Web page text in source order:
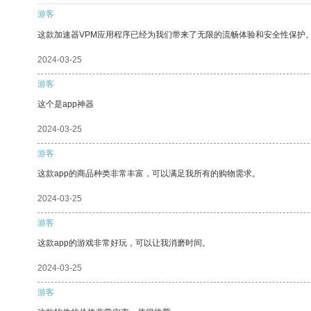
游客
这款加速器VPM应用程序已经为我们带来了无限的流畅体验和安全性保护
2024-03-25
游客
这个是app神器
2024-03-25
游客
这款app的商品种类非常丰富，可以满足我所有的购物需求。
2024-03-25
游客
这款app的游戏非常好玩，可以让我消磨时间。
2024-03-25
游客